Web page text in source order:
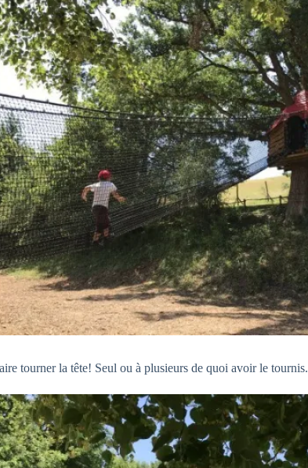
tourner la tête! Seul ou à plusieurs de quoi avoir le tournis.